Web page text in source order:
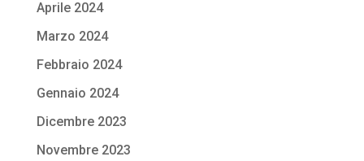
Aprile 2024
Marzo 2024
Febbraio 2024
Gennaio 2024
Dicembre 2023
Novembre 2023